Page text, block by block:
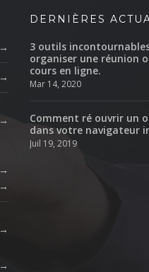
DERNIÈRES
3 outils
organiser une réunion
cours en ligne.
Mar 14, 2020
Comment ré ouvrir un
dans votre navigateur
Juil 19, 2019